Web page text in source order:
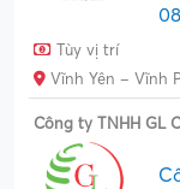
Tùy vị trí
Vĩnh Yên – Vĩnh
Công ty TNHH GL